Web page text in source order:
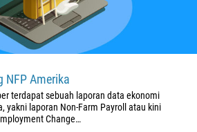
NFP Amerika
terdapat sebuah laporan data ekonomi
yakni laporan Non-Farm Payroll atau kini
Change…